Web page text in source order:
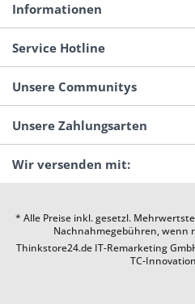
Informationen
Service Hotline
Unsere Communitys
Unsere Zahlungsarten
Wir versenden mit:
* Alle Preise inkl. gesetzl.
Nachnahmegebühren, wenn
Thinkstore24.de IT-Remarketing
TC-